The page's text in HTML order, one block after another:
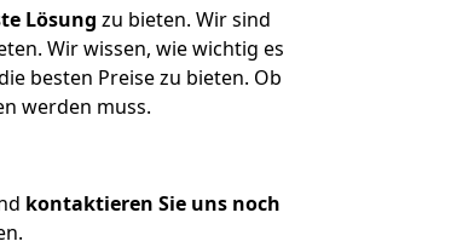
Lösung zu bieten. Wir sind
Wir wissen, wie wichtig es
besten Preise zu bieten. Ob
werden muss.
kontaktieren Sie uns noch